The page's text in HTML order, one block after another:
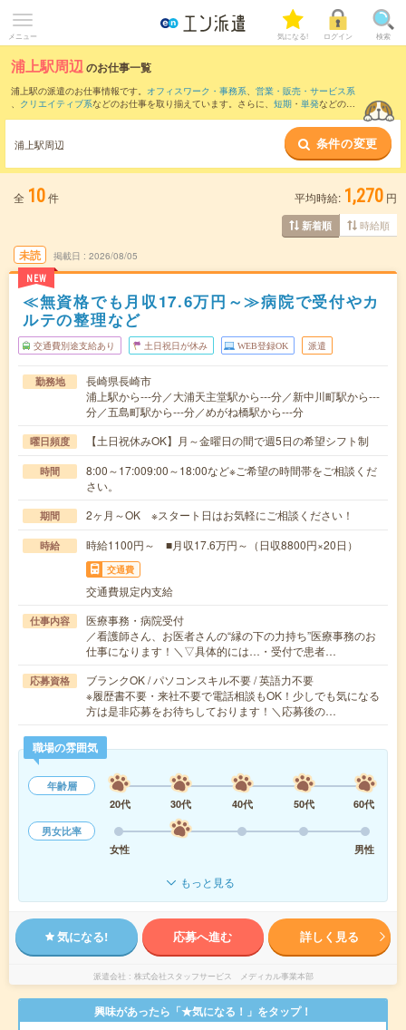
メニュー 気になる! ログイン 検索
浦上駅周辺のお仕事一覧
浦上駅の派遣のお仕事情報です。 オフィスワーク・事務系、 営業・販売・サービス系
、 クリエイティブ系などのお仕事を取り揃えています。さらに、 短期 ・ 単発などの期
また、長崎(長崎県)駅 メディカルセンター駅 ・浦上駅前駅な
ど近隣駅のお仕事もご確認いただけます。
浦上駅周辺 条件の変更
全 10件 平均時給: 1,270 円
新着順 時給順
未読
NEW
掲載日 2026/08/05
≪無資格でも月収17.6万円～≫病院で受付やカ
ルテの整理など
交通費別途支給あり 土日祝日が休み WEB登録OK 派遣
勤務地
長崎県長崎市
浦上駅から---分／大浦天主堂駅から---分／新中川町駅から---
分／五島町駅から---分／めがね橋駅から---分
曜日頻度 【土日祝休みOK】月～金曜日の間で週5日の希望シフト制
時間
8:00～17:009:00～18:00など※ご希望の時間帯をご相談くだ
さい。
期間 2ヶ月～OK ※スタート日はお気軽にご相談ください！
時給 時給1100円～ ■月収17.6万円～（日収8800円×20日）
交通費
交通費規定内支給
仕事内容
医療事務・病院受付
／看護師さん、お医者さんの“縁の下の力持ち”医療事務のお
仕事になります！＼▽具体的には…・受付で患者…
応募資格
ブランクOK / パソコンスキル不要 / 英語力不要
※履歴書不要・来社不要で電話相談もOK！少しでも気になる
方は是非応募をお待ちしております！＼応募後の…
職場の雰囲気
年齢層
20代
30代 40代 50代
60代
男女比率
女性
男性
もっと見る
気になる! 応募へ進む 詳しく見る
派遣会社 株式会社スタッフサービス メディカル事業本部
興味があったら「★気になる！」をタップ！